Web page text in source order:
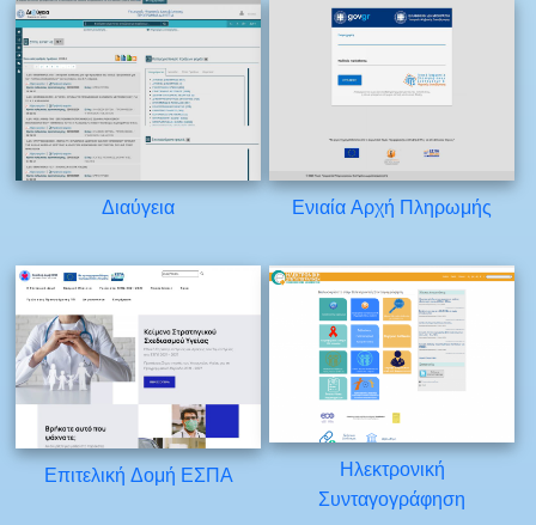
Διαύγεια Ενιαία Αρχή Πληρωμής
Επιτελική Δομή ΕΣΠΑ
Ηλεκτρονική
Συνταγογράφηση